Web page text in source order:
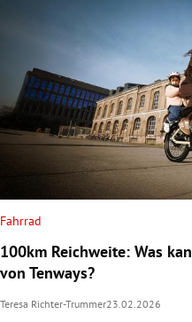
Fahrrad
100km Reichweite: Was
von Tenways?
Teresa Richter-Trummer23.02.2026